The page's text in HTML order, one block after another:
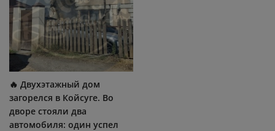
🔥 Двухэтажный дом
загорелся в Койсуге. Во
дворе стояли два
автомобиля: один успел